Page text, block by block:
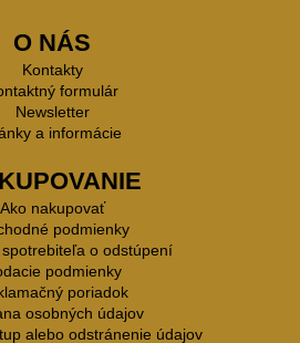
O NÁS
Kontakty
formulár
Newsletter
a informácie
Ako nakupovať
podmienky
o odstúpení
podmienky
poriadok
osobných údajov
alebo odstránenie údajov